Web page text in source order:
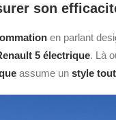
son
en parlant
5 électrique. Là
assume un style